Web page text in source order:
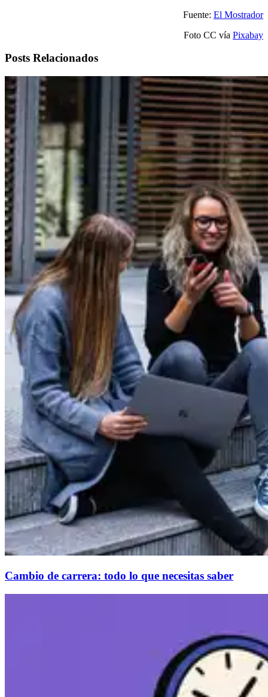
Fuente: El Mostrador
Foto CC vía Pixabay
Posts Relacionados
Cambio de carrera: todo lo que necesitas saber